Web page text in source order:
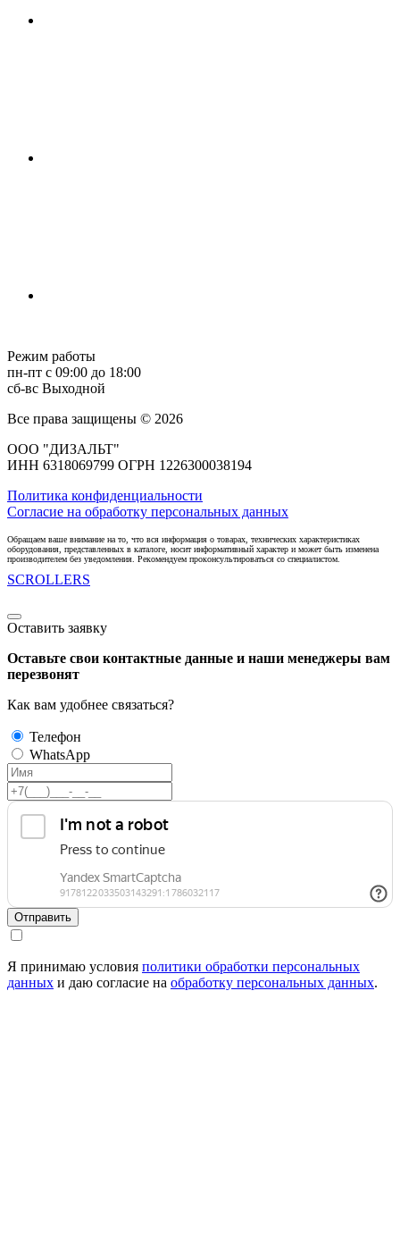
Режим работы
пн-пт с 09:00 до 18:00
сб-вс Выходной
Все права защищены © 2026
ООО "ДИЗАЛЬТ"
ИНН 6318069799 ОГРН 1226300038194
Политика конфиденциальности
Согласие на обработку персональных данных
Обращаем ваше внимание на то, что вся информация о товарах, технических характеристиках
оборудования, представленных в каталоге, носит информативный характер и может быть изменена
производителем без уведомления. Рекомендуем проконсультироваться со специалистом.
SCROLLERS
Оставить заявку
Оставьте свои контактные данные и наши менеджеры вам
перезвонят
Как вам удобнее связаться?
Телефон
WhatsApp
Отправить
Я принимаю условия политики обработки персональных
данных и даю согласие на обработку персональных данных.